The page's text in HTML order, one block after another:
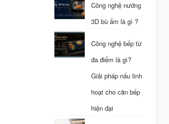
Công nghệ nướng
3D bù ẩm là gì ?
Công nghệ bếp từ
đa điểm là gì?
Giải pháp nấu linh
hoạt cho căn bếp
hiện đại